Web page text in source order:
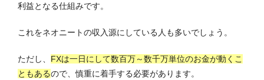
利益となる仕組みです。
これをネオニートの収入源にしている人も多いでしょう。
ただし、 FXは一日にして数百万～数千万単位のお金が動くこ
ともあるので、慎重に着手する必要があります。